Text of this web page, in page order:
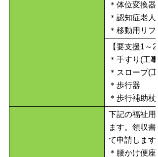
＊体位変換
＊認知症老
＊移動用リフ
【要支援1～
＊手すり(工
＊スロープ(
＊歩行器
＊歩行補助杖
下記の福祉
ます。領収
て申請します
＊腰かけ